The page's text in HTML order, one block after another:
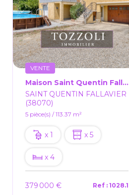
VENTE
Maison Saint Quentin Fallavier 5 Pièce(s) 113.37 M2
SAINT QUENTIN FALLAVIER
(38070)
5 pièce(s) / 113.37 m²
x 1 x 5
x 4
379 000 € Ref : 1028.1